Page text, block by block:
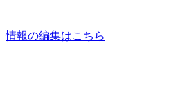
情報の編集はこちら